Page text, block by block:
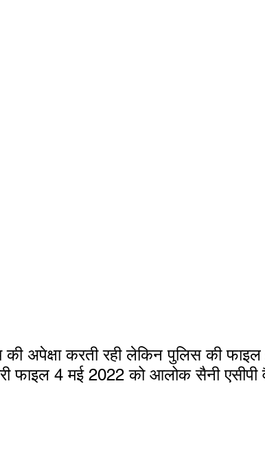
की अपेक्षा करती रही लेकिन पुलिस की
फाइल 4 मई 2022 को आलोक सैनी एसीपी